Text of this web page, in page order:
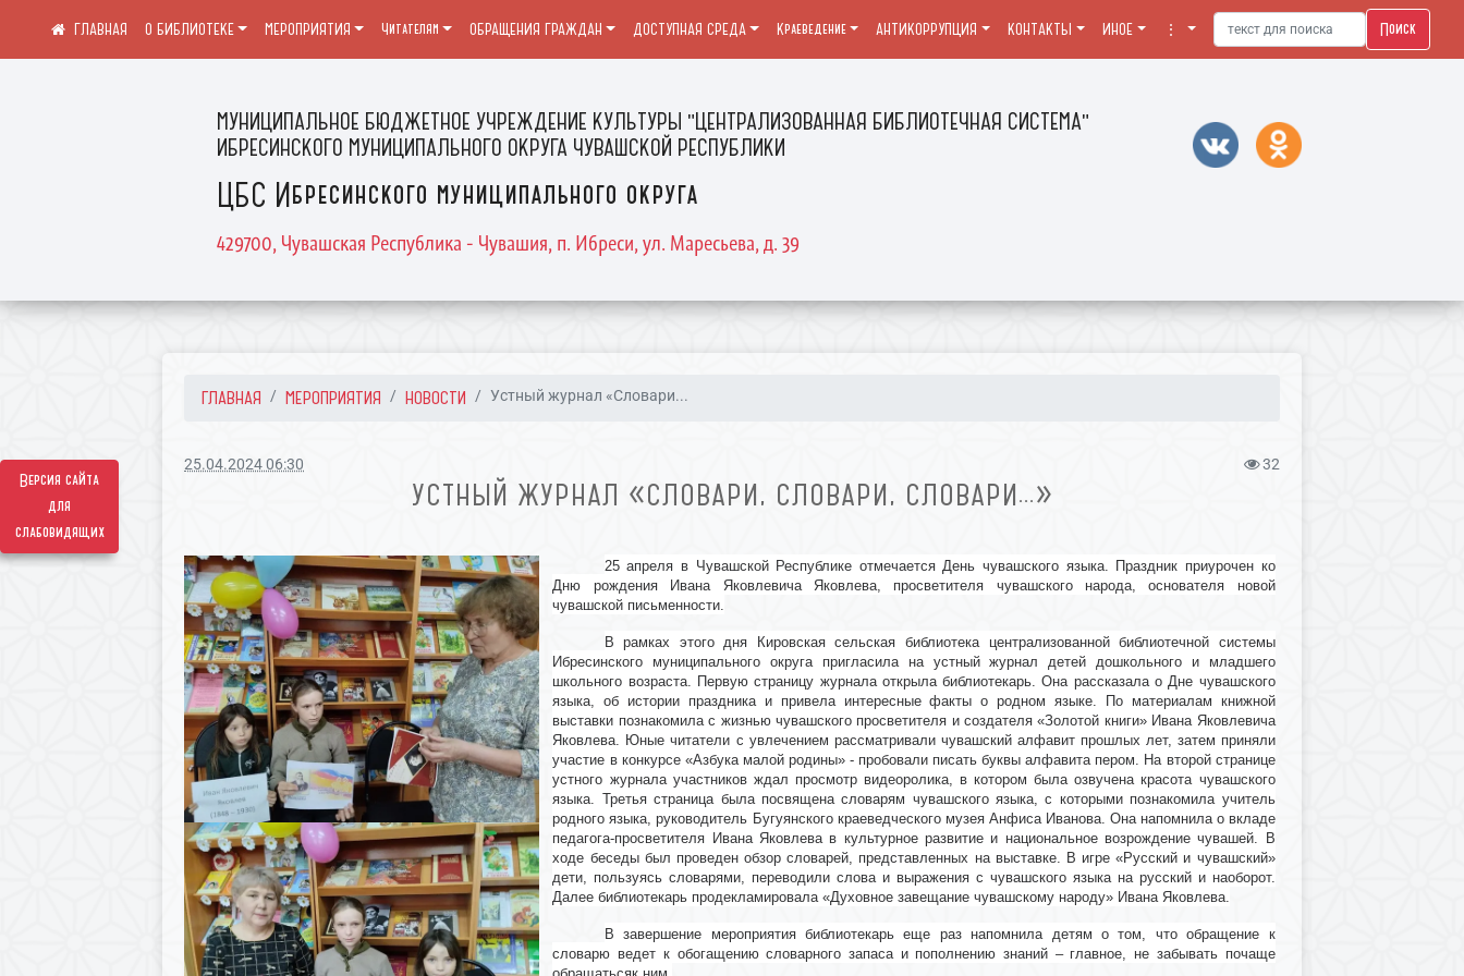
Версия сайта
для
слабовидящих
МУНИЦИПАЛЬНОЕ БЮДЖЕТНОЕ УЧРЕЖДЕНИЕ КУЛЬТУРЫ "ЦЕНТРАЛИЗОВАННАЯ БИБЛИОТЕЧНАЯ СИСТЕМА"
ИБРЕСИНСКОГО МУНИЦИПАЛЬНОГО ОКРУГА ЧУВАШСКОЙ РЕСПУБЛИКИ
ЦБС Ибресинского муниципального округа
429700, Чувашская Республика - Чувашия, п. Ибреси, ул. Маресьева, д. 39
О БИБЛИОТЕКЕ МЕРОПРИЯТИЯ Читателям ОБРАЩЕНИЯ ГРАЖДАН ДОСТУПНАЯ СРЕДА Краеведение АНТИКОРРУПЦИЯ КОНТАКТЫ ИНОЕ ⋮ Поиск
ГЛАВНАЯ МЕРОПРИЯТИЯ НОВОСТИ Устный журнал «Словари...
25.04.2024 06:30 32
УСТНЫЙ ЖУРНАЛ «СЛОВАРИ, СЛОВАРИ, СЛОВАРИ…»
25 апреля в Чувашской Республике отмечается День чувашского языка. Праздник приурочен ко
Дню рождения Ивана Яковлевича Яковлева, просветителя чувашского народа, основателя новой
чувашской письменности.
В рамках этого дня Кировская сельская библиотека централизованной библиотечной системы
Ибресинского муниципального округа пригласила на устный журнал детей дошкольного и младшего
школьного возраста. Первую страницу журнала открыла библиотекарь. Она рассказала о Дне чувашского
языка, об истории праздника и привела интересные факты о родном языке. По материалам книжной
выставки познакомила с жизнью чувашского просветителя и создателя «Золотой книги» Ивана Яковлевича
Яковлева. Юные читатели с увлечением рассматривали чувашский алфавит прошлых лет, затем приняли
участие в конкурсе «Азбука малой родины» - пробовали писать буквы алфавита пером. На второй странице
устного журнала участников ждал просмотр видеоролика, в котором была озвучена красота чувашского
языка. Третья страница была посвящена словарям чувашского языка, с которыми познакомила учитель
родного языка, руководитель Бугуянского краеведческого музея Анфиса Иванова. Она напомнила о вкладе
педагога-просветителя Ивана Яковлева в культурное развитие и национальное возрождение чувашей. В
ходе беседы был проведен обзор словарей, представленных на выставке. В игре «Русский и чувашский»
дети, пользуясь словарями, переводили слова и выражения с чувашского языка на русский и наоборот.
Далее библиотекарь продекламировала «Духовное завещание чувашскому народу» Ивана Яковлева.
В завершение мероприятия библиотекарь еще раз напомнила детям о том, что обращение к
словарю ведет к обогащению словарного запаса и пополнению знаний – главное, не забывать почаще